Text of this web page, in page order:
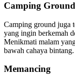
Camping Ground
Camping ground juga
yang ingin berkemah
Menikmati malam
bawah cahaya bintang.
Memancing